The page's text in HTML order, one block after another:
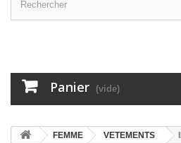
Panier (vide)
FEMME VETEMENTS